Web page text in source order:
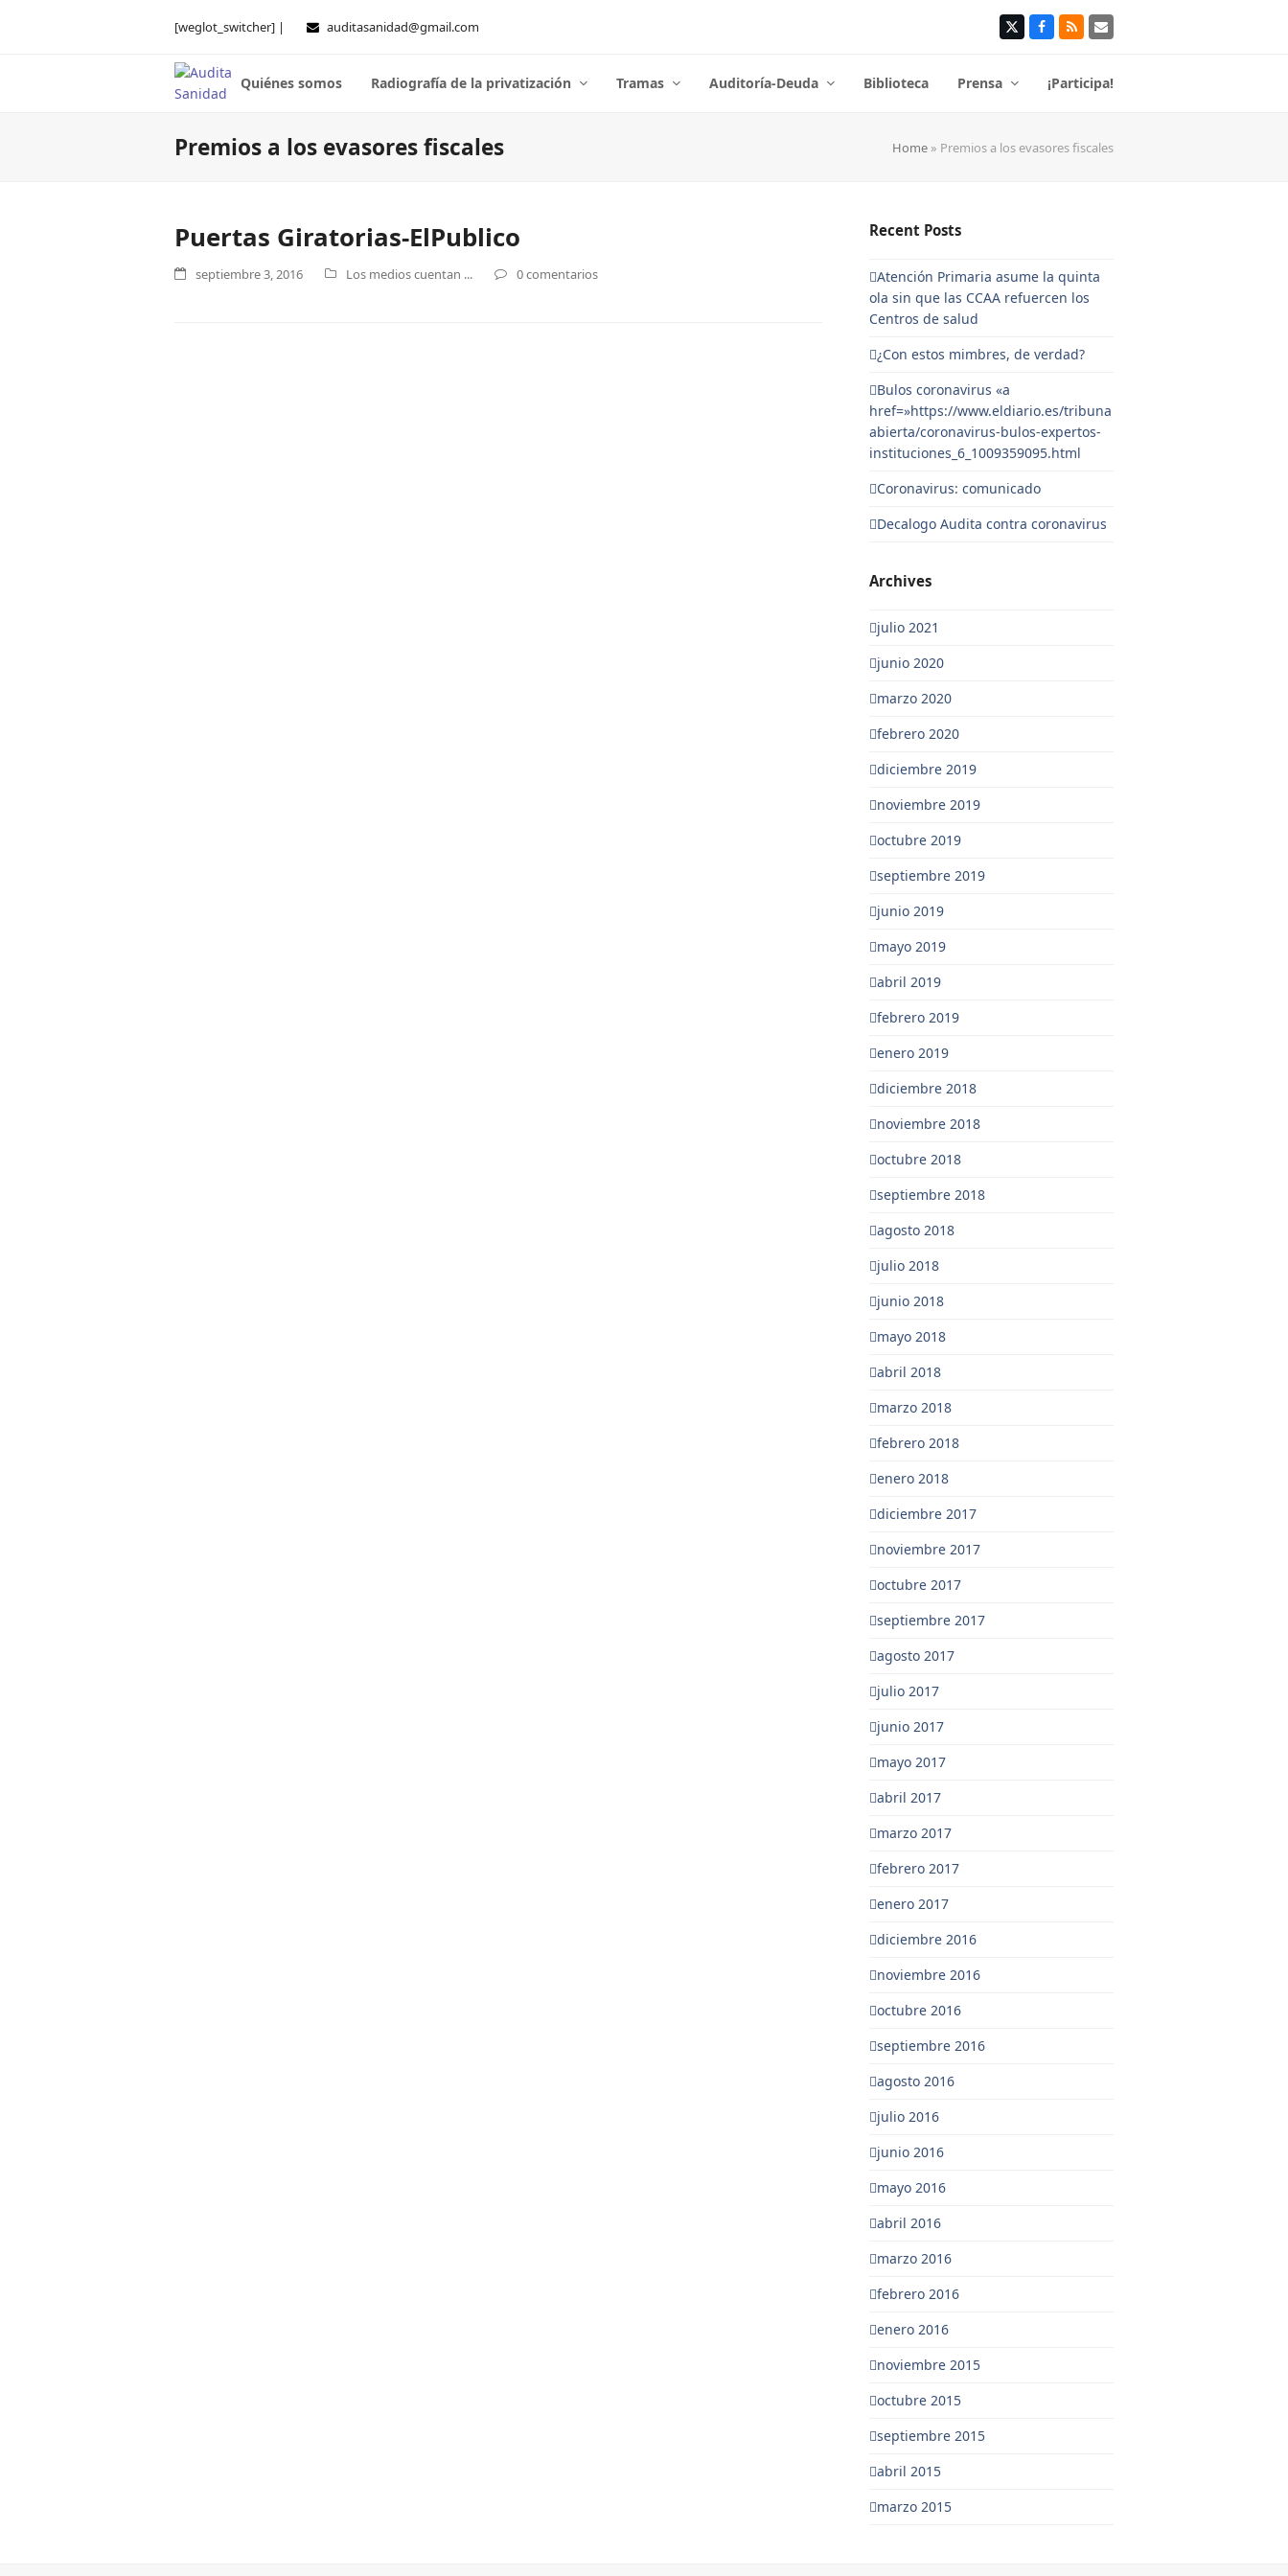
[weglot_switcher] | auditasanidad@gmail.com TwitterFacebook
RSS Correo
Quiénes somos Radiografía de la privatización Tramas Auditoría-Deuda Biblioteca Prensa ¡Participa!
Premios a los evasores fiscales Home » Premios a los evasores fiscales
Puertas Giratorias-ElPublico
septiembre 3, 2016 Los medios cuentan ... 0 comentarios
Recent Posts
Atención Primaria asume la quinta
ola sin que las CCAA refuercen los
Centros de salud
¿Con estos mimbres, de verdad?
Bulos coronavirus «a
href=»https://www.eldiario.es/tribuna
abierta/coronavirus-bulos-expertos-
instituciones_6_1009359095.html
Coronavirus: comunicado
Decalogo Audita contra coronavirus
Archives
julio 2021
junio 2020
marzo 2020
febrero 2020
diciembre 2019
noviembre 2019
octubre 2019
septiembre 2019
junio 2019
mayo 2019
abril 2019
febrero 2019
enero 2019
diciembre 2018
noviembre 2018
octubre 2018
septiembre 2018
agosto 2018
julio 2018
junio 2018
mayo 2018
abril 2018
marzo 2018
febrero 2018
enero 2018
diciembre 2017
noviembre 2017
octubre 2017
septiembre 2017
agosto 2017
julio 2017
junio 2017
mayo 2017
abril 2017
marzo 2017
febrero 2017
enero 2017
diciembre 2016
noviembre 2016
octubre 2016
septiembre 2016
agosto 2016
julio 2016
junio 2016
mayo 2016
abril 2016
marzo 2016
febrero 2016
enero 2016
noviembre 2015
octubre 2015
septiembre 2015
abril 2015
marzo 2015